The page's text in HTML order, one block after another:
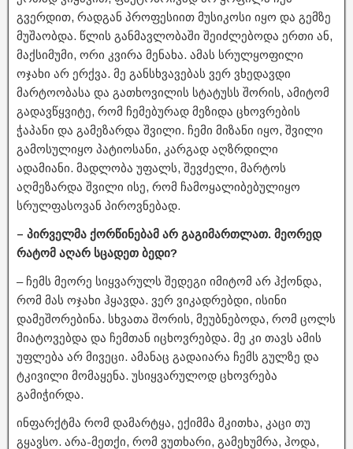
გვერდით, რადგან პროფესიით მუსიკოსი იყო და გემზე
მუშაობდა. წლის განმავლობაში შეიძლებოდა ერთი ან,
მაქსიმუმი, ორი კვირა მენახა. ამას სრულყოფილი
ოჯახი არ ერქვა. მე განსხვავებას ვერ ვხედავდი
მარტოობასა და გათხოვილის სტატუსს შორის, ამიტომ
გადავწყვიტე, რომ ჩემებურად მეზიდა ცხოვრების
ჭაპანი და გამეზარდა შვილი. ჩემი მიზანი იყო, შვილი
გამოსულიყო პატიოსანი, კარგად აღზრდილი
ადამიანი. მადლობა უფალს, შევძელი, მარტოს
აღმეზარდა შვილი ისე, რომ ჩამოყალიბებულიყო
სრულფასოვან პიროვნებად.
– პირველმა ქორწინებამ არ გაგიმართლათ. მეორედ
რატომ აღარ სცადეთ ბედი?
– ჩემს მეორე სიყვარულს შედეგი იმიტომ არ ჰქონდა,
რომ მას ოჯახი ჰყავდა. ვერ ვიკადრებდი, ისინი
დამეშორებინა. სხვათა შორის, მეუბნებოდა, რომ ცოლს
მიატოვებდა და ჩემთან იცხოვრებდა. მე კი თავს ამის
უფლება არ მივეცი. ამანაც გადაიარა ჩემს გულზე და
ტკივილი მომაყენა. უსიყვარულოდ ცხოვრება
გამიჭირდა.
ინფარქტმა რომ დამარტყა, ექიმმა მკითხა, კაცი თუ
გყავსო. არა-მეთქი, რომ ვუთხარი, გამეხუმრა, ჰოდა,